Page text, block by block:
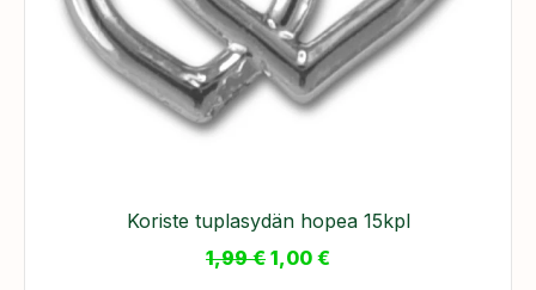
Koriste tuplasydän hopea 15kpl
1,99€ 1,00 €